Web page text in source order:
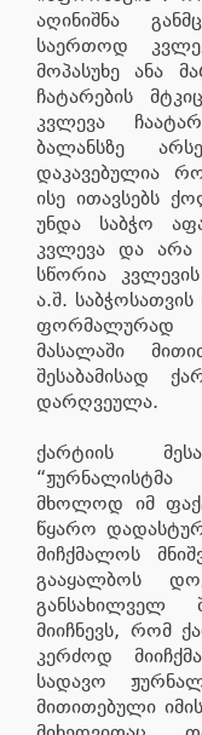
აღინიშნა
საერთოდ
მოპასუხე ანა
ჩატარების
კვლევა
ბალანსზე
დაკავებულია
ისე ითავსებს
უნდა საბჭო
კვლევა და არა
სწორია
ა.შ.
ფორმალურად
მასალაში
შესაბამისად
დარღვეულა.
ქარტიის
მხოლოდ იმ
წყარო
მიჩქმალოს
გააყალბოს
განსახილველ
მიიჩნევს, რომ
კერძოდ
სადავო
მითითებული